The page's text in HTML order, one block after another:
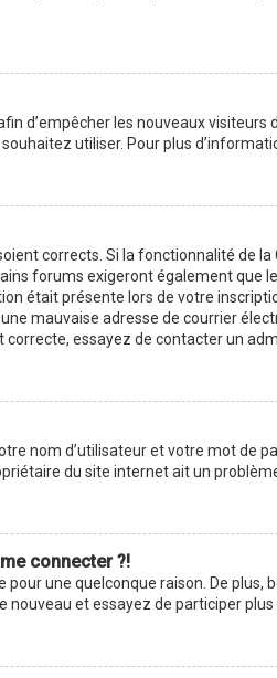
d’empêcher les nouveaux
utiliser. Pour plus
corrects. Si la fonctionnalité de
forums exigeront également
était présente lors de votre
mauvaise adresse de courrier
essayez de contacter un
nom d’utilisateur et votre mot de
du site internet ait un
connecter ?!
pour une quelconque raison. De
et essayez de participer